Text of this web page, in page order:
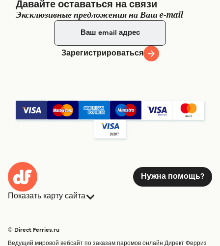
Давайте оставаться на связи
Эксклюзивные предложения на Ваш e-mail
Зарегистрироваться
Нужна помощь?
Показать карту сайта
Страны
Обслуживание клиентов
© Direct Ferries.ru
Ведущий мировой вебсайт по заказам паромов онлайн Директ Ферриз